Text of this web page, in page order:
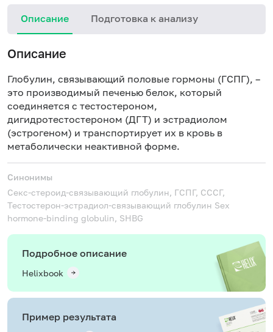
Описание Подготовка к анализу
Описание
Глобулин, связывающий половые гормоны (ГСПГ), –
это производимый печенью белок, который
соединяется с тестостероном,
дигидротестостероном (ДГТ) и эстрадиолом
(эстрогеном) и транспортирует их в кровь в
метаболически неактивной форме.
Синонимы
Cекс-стероид-связывающий глобулин, ГСПГ, СССГ,
Тестостерон-эстрадиол-связывающий глобулин Sex
hormone-binding globulin, SHBG
Подробное описание
Helixbook
Пример результата